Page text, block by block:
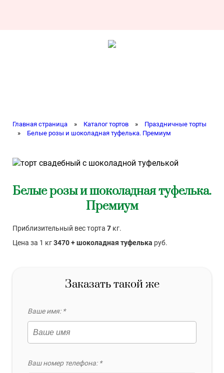
Главная страница » Каталог тортов »
Праздничные торты
»
Белые розы и шоколадная туфелька. Премиум
Белые розы и шоколадная туфелька.
Премиум
Приблизительный вес торта 7 кг.
Цена за 1 кг3470 + шоколадная туфелька руб.
Заказать такой же
Ваше имя: *
Ваш номер телефона: *